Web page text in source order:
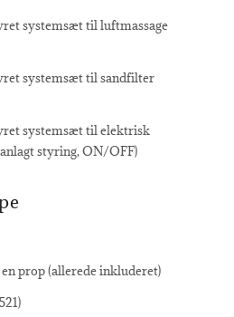
systemsæt til luftmassage
systemsæt til sandfilter
systemsæt til elektrisk
styring, ON/OFF)
prop (allerede inkluderet)
521)